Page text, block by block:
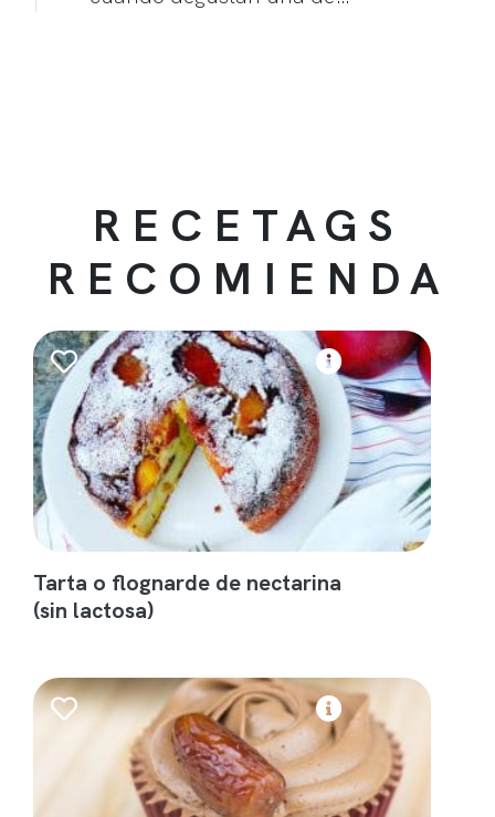
RECETAGS
RECOMIENDA
Tarta o flognarde de nectarina
(sin lactosa)